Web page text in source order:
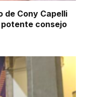
de Cony Capelli
potente consejo